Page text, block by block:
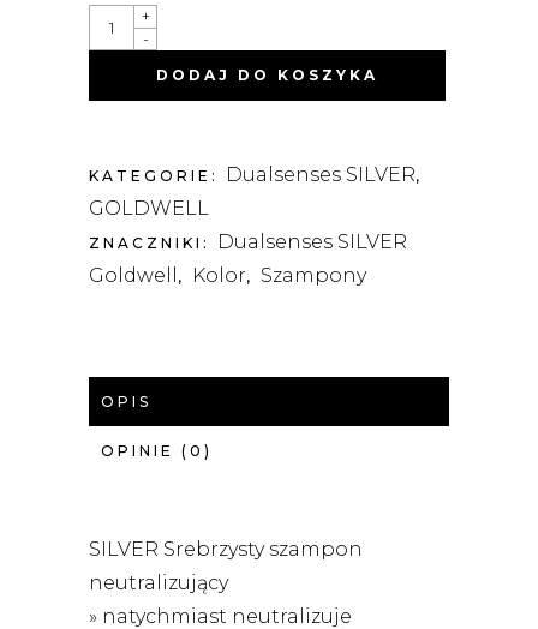
SILVER
SREBRZYSTY
SZAMPON
NEUTRALIZUJĄCY
250ML
-
+
DODAJ DO KOSZYKA
KATEGORIE: Dualsenses SILVER,
GOLDWELL
ZNACZNIKI:
Dualsenses SILVER
Goldwell
, Kolor, Szampony
OPIS
OPINIE (0)
SILVER Srebrzysty szampon
neutralizujący
» natychmiast neutralizuje